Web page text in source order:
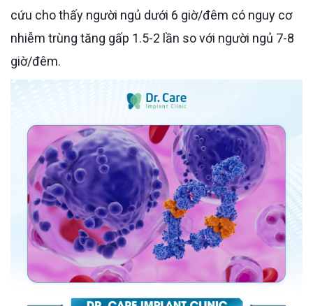
cứu cho thấy người ngủ dưới 6 giờ/đêm có nguy cơ
nhiễm trùng tăng gấp 1.5-2 lần so với người ngủ 7-8
giờ/đêm.